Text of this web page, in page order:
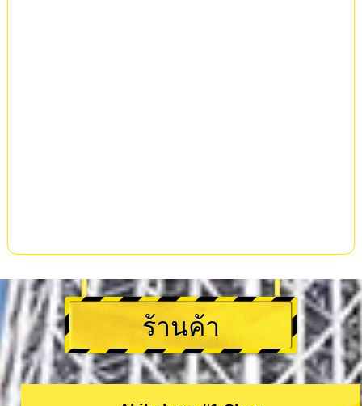
ร้านค้า